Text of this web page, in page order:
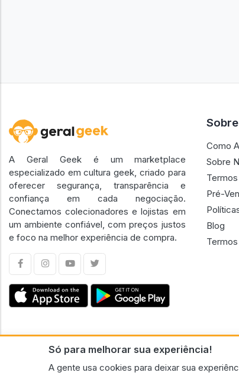
Só para melhorar sua experiência!
A gente usa cookies para deixar sua
A Geral Geek é um marketplace
especializado em cultura geek, criado para
oferecer segurança, transparência e
confiança em cada negociação.
Conectamos colecionadores e lojistas em
um ambiente confiável, com preços justos
e foco na melhor experiência de compra.
Sobre
Como
Sobre
Termos
Pré-
Blog
CNPJ n.º 30.220.458/0001-17 - GERAL GEEK PORTAL ELETRONICO